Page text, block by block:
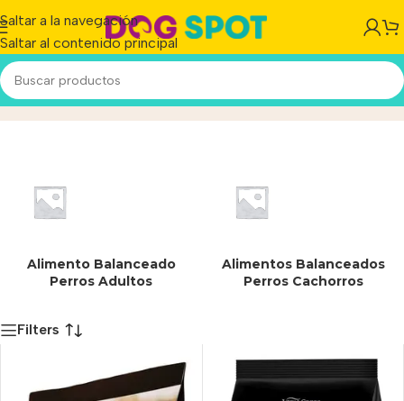
Saltar a la navegación
Saltar al contenido principal
SecosInicio/Producto
Alimento Balanceado
Perros Adultos
Alimentos Balanceados
Perros Cachorros
Filters